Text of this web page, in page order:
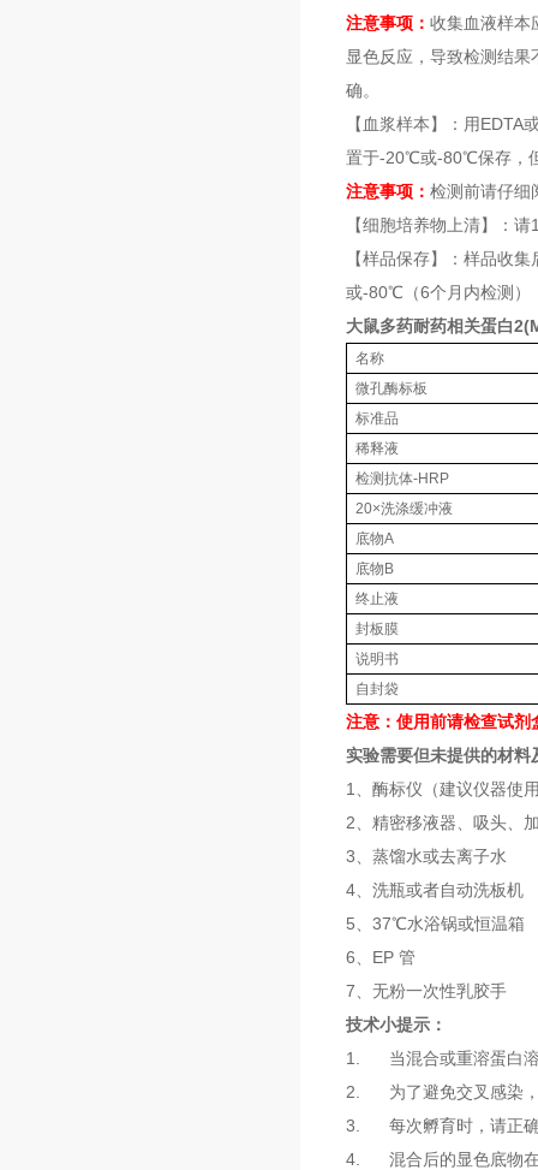
注意事项： 收集血液样本
显色反应，导致检测结
确。
【血浆样本】：用
置于-20℃或-80℃保存，
注意事项： 检测前请仔细
【细胞培养物上清】：
【样品保存】：样品收
或-80℃（6个月内检测）
大鼠多药耐药相关蛋白
名称
微孔酶标板
标准品
稀释液
检测抗体-HRP
20×洗涤缓冲液
底物A
底物B
终止液
封板膜
说明书
自封袋
注意：使用前请检查试
实验需要但未提供的材料
1、酶标仪（建议仪器使
2、精密移液器、吸头、
3、蒸馏水或去离子水
4、洗瓶或者自动洗板机
5、37℃水浴锅或恒温箱
6、EP 管
7、无粉一次性乳胶手
技术小提示：
1. 当混合或重溶蛋白溶
2. 为了避免交叉感染，
3. 每次孵育时，请正确
4. 混合后的显色底物在